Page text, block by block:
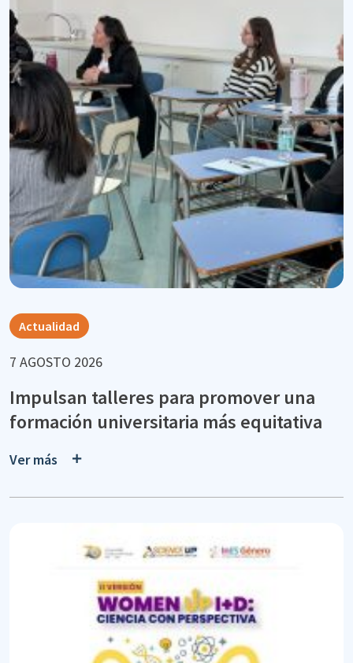
Actualidad
7 AGOSTO 2026
Impulsan talleres para promover una
formación universitaria más equitativa
Ver más